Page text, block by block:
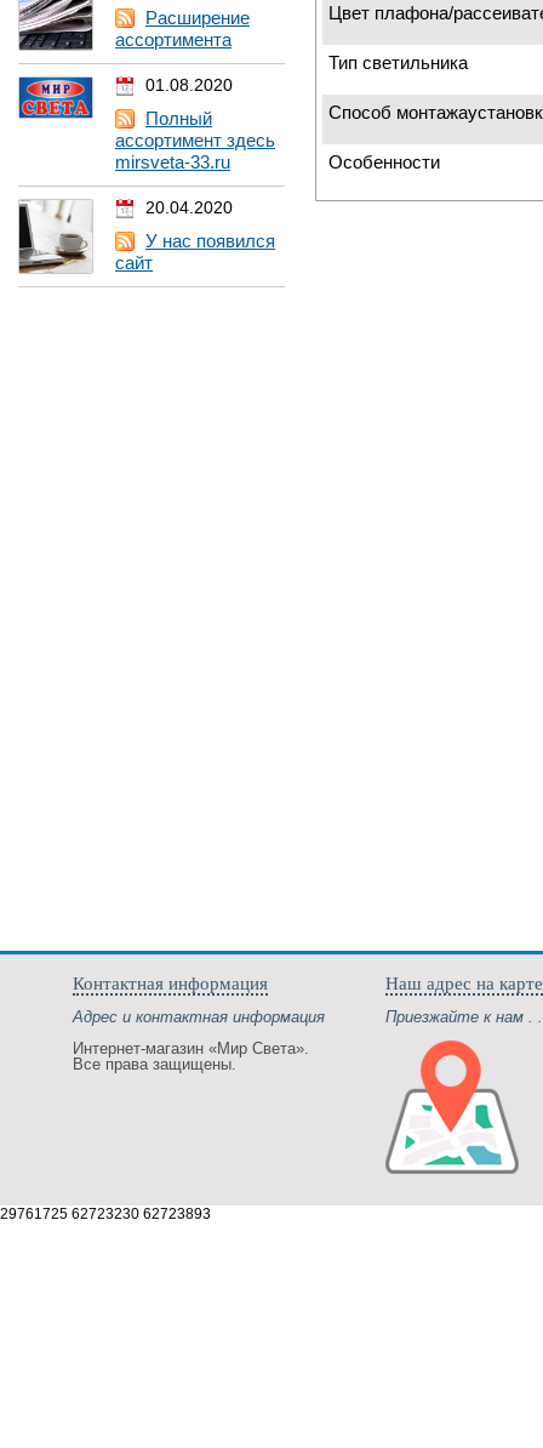
Расширение
ассортимента
01.08.2020
Полный
ассортимент здесь
mirsveta-33.ru
20.04.2020
У нас появился
сайт
Цвет плафона/
Тип светильника
Способ
Особенности
Контактная информация
Адрес и контактная информация
Интернет-магазин «Мир Света».
Все права защищены.
Наш адрес на карте
Приезжайте к нам .
29761725 62723230 62723893